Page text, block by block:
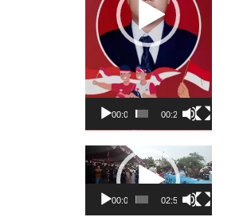
00:00 00:23
Pemutar
Video
00:00 02:50